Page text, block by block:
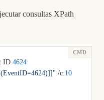
consultas XPath
ID 4624
/c:10